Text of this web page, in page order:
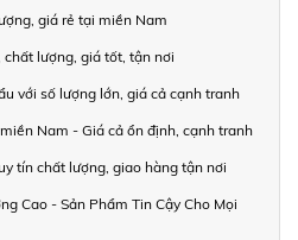
giá rẻ tại miền Nam
lượng, giá tốt, tận nơi
với số lượng lớn, giá cả cạnh tranh
Nam - Giá cả ổn định, cạnh tranh
tín chất lượng, giao hàng tận nơi
Cao - Sản Phẩm Tin Cậy Cho Mọi